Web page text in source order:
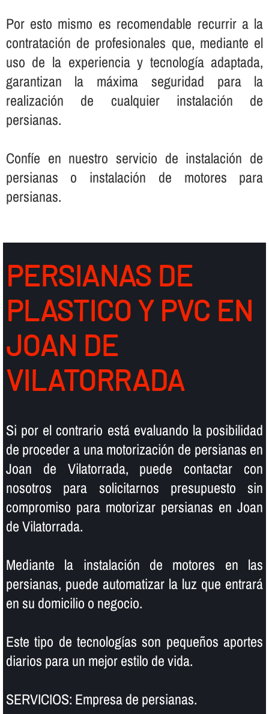
Por esto mismo es recomendable recurrir a la
contratación de profesionales que, mediante el
uso de la experiencia y tecnologí­a adaptada,
garantizan la máxima seguridad para la
realización de cualquier instalación de
persianas.
Confí­e en nuestro servicio de instalación de
persianas o instalación de motores para
persianas.
PERSIANAS DE
PLASTICO Y PVC EN
JOAN DE
VILATORRADA
Si por el contrario está evaluando la posibilidad
de proceder a una motorización de persianas en
Joan de Vilatorrada, puede contactar con
nosotros para solicitarnos presupuesto sin
compromiso para motorizar persianas en Joan
de Vilatorrada.
Mediante la instalación de motores en las
persianas, puede automatizar la luz que entrará
en su domicilio o negocio.
Este tipo de tecnologí­as son pequeños aportes
diarios para un mejor estilo de vida.
SERVICIOS: Empresa de persianas.